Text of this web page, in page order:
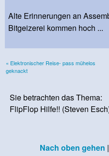
Alte Erinnerungen an
Bitgeizerei kommen hoch ...
« Elektronischer Reise- pass mühelos
geknackt
Sie betrachten das Thema:
FlipFlop Hilfe!! (Steven
Nach oben gehen |